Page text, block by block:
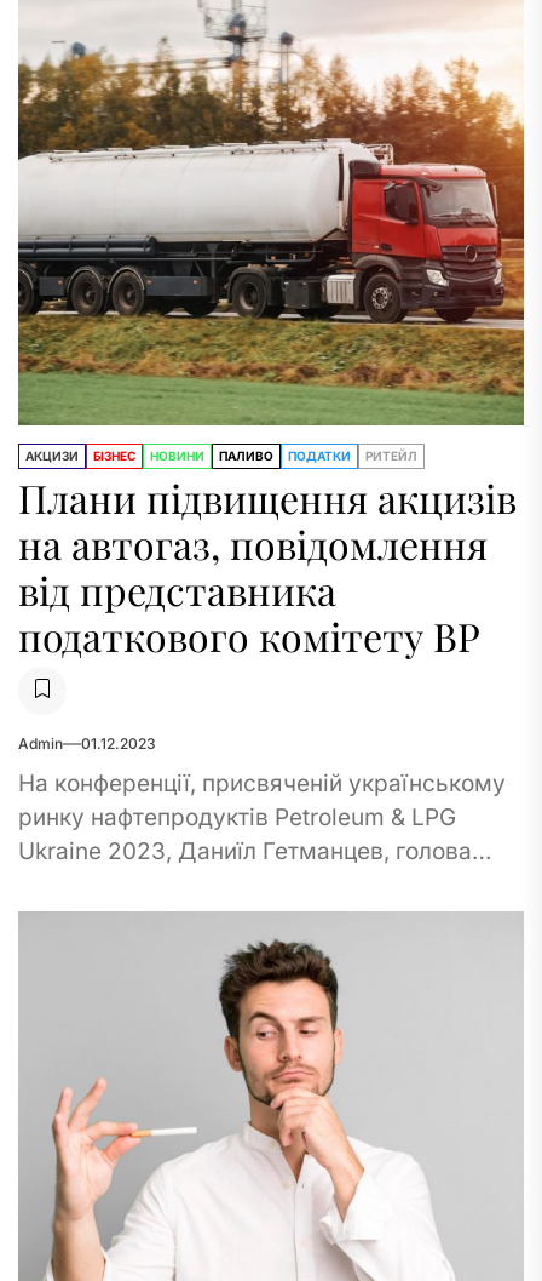
АКЦИЗИ БІЗНЕС НОВИНИ ПАЛИВО ПОДАТКИ РИТЕЙЛ
Плани підвищення акцизів
на автогаз, повідомлення
від представника
податкового комітету ВР
Admin 01.12.2023
На конференції, присвяченій українському
ринку нафтепродуктів Petroleum & LPG
Ukraine 2023, Даниїл Гетманцев, голова
оголосив можливе підвищення акцизів на